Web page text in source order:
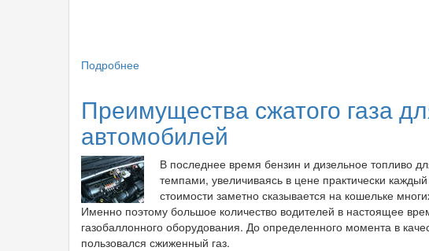
Подробнее
основные
преимущества
газобаллонного
оборудования
Преимущества сжатого газа
автомобилей
В последнее время бензин и дизельное топливо
темпами, увеличиваясь в цене практически
стоимости заметно сказывается на кошельке
Именно поэтому большое количество водителей в настоящее
газобаллонного оборудования. До определенного момента в
пользовался сжиженный газ.